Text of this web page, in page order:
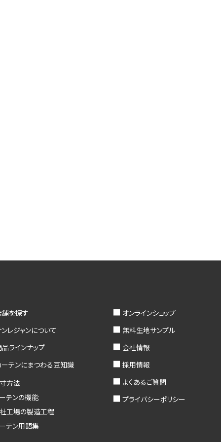
舗を探す
レジャンについて
ラインナップ
ーテンにまつわる豆知識
方法
テンの機能
工場の製造工程
テン用語集
オンラインショップ
無料生地サンプル
会社情報
採用情報
よくあるご質問
プライバシーポリシー